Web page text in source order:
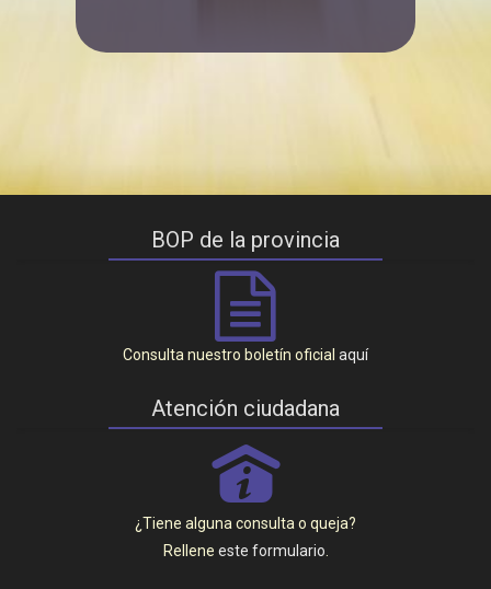
BOP de la provincia
Consulta nuestro boletín oficial aquí
Atención ciudadana
P
¿Tiene alguna consulta o queja?
Rellene este formulario